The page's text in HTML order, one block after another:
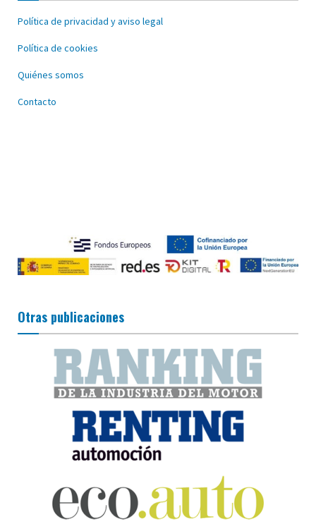
Política de privacidad y aviso legal
Política de cookies
Quiénes somos
Contacto
Otras publicaciones